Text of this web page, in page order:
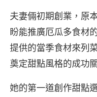
夫妻倆初期創業，原
盼能推廣厄瓜多食材
提供的當季食材來列
奠定甜點風格的成功
她的第一道創作甜點